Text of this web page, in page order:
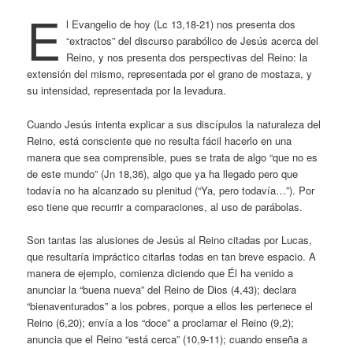
E l Evangelio de hoy (Lc 13,18-21) nos presenta dos
“extractos” del discurso parabólico de Jesús acerca del
Reino, y nos presenta dos perspectivas del Reino: la
extensión del mismo, representada por el grano de mostaza, y
su intensidad, representada por la levadura.
Cuando Jesús intenta explicar a sus discípulos la naturaleza del
Reino, está consciente que no resulta fácil hacerlo en una
manera que sea comprensible, pues se trata de algo “que no es
de este mundo” (Jn 18,36), algo que ya ha llegado pero que
todavía no ha alcanzado su plenitud (“Ya, pero todavía…”). Por
eso tiene que recurrir a comparaciones, al uso de parábolas.
Son tantas las alusiones de Jesús al Reino citadas por Lucas,
que resultaría impráctico citarlas todas en tan breve espacio. A
manera de ejemplo, comienza diciendo que Él ha venido a
anunciar la “buena nueva” del Reino de Dios (4,43); declara
“bienaventurados” a los pobres, porque a ellos les pertenece el
Reino (6,20); envía a los “doce” a proclamar el Reino (9,2);
anuncia que el Reino “está cerca” (10,9-11); cuando enseña a